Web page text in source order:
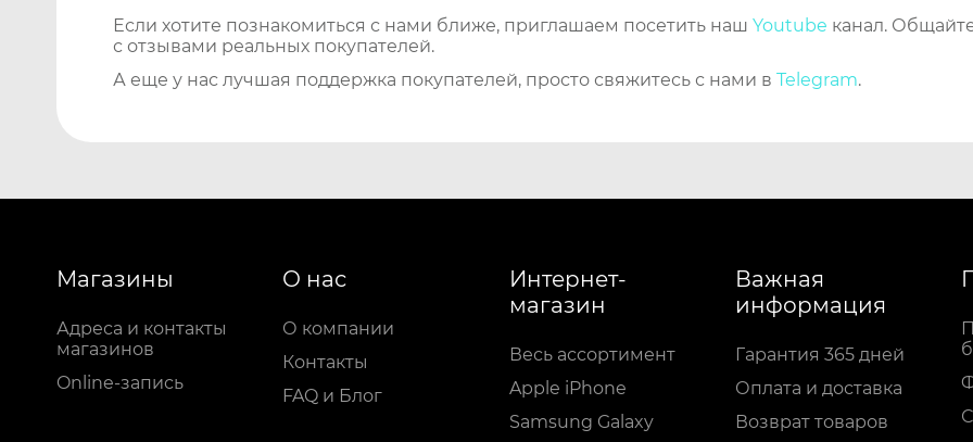
Если хотите познакомиться с нами ближе, приглашаем посетить наш Youtube канал.
с отзывами реальных покупателей.
А еще у нас лучшая поддержка покупателей, просто свяжитесь с нами в Telegram.
Магазины
Адреса и контакты
магазинов
Online-запись
О нас
О компании
Контакты
FAQ и Блог
Интернет-
магазин
Весь ассортимент
Apple iPhone
Samsung Galaxy
Важная
информация
Гарантия 365 дней
Оплата и доставка
Возврат товаров